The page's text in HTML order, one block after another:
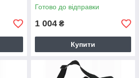
Готово до відправки
1 004 ₴
Купити